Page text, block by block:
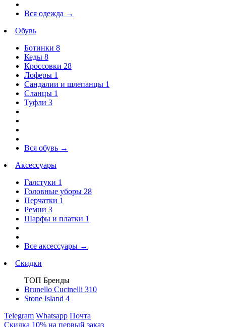
Вся одежда →
Обувь
Ботинки 8
Кеды 8
Кроссовки 28
Лоферы 1
Сандалии и шлепанцы 1
Сланцы 1
Туфли 3
Вся обувь →
Аксессуары
Галстуки 1
Головные уборы 28
Перчатки 1
Ремни 3
Шарфы и платки 1
Все аксессуары →
Скидки
ТОП Бренды
Brunello Cucinelli 310
Stone Island 4
Telegram Whatsapp Почта
Скидка 10% на первый заказ